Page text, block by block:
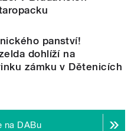
panství!
dohlíží na
zámku v Dětenicích
na DABu